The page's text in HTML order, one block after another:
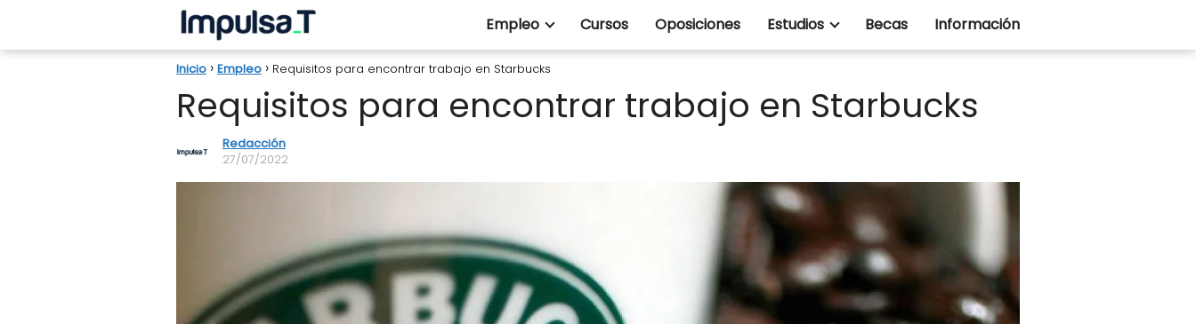
Empleo Cursos Oposiciones Estudios Becas Información
Inicio Empleo Requisitos para encontrar trabajo en Starbucks
Requisitos para encontrar trabajo en Starbucks
Redacción
27/07/2022